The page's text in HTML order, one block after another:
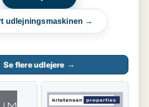
udlejningsmaskinen →
Se flere udlejere →